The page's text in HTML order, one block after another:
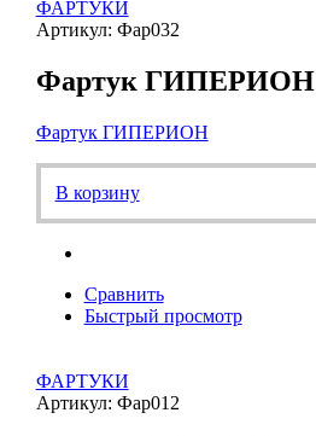
ФАРТУКИ
Артикул: Фар032
Фартук ГИПЕРИОН
Фартук ГИПЕРИОН
В корзину
Сравнить
Быстрый просмотр
ФАРТУКИ
Артикул: Фар012